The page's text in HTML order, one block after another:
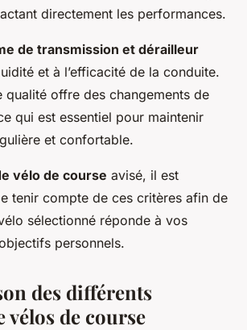
directement les performances.
de transmission et dérailleur
et à l’efficacité de la conduite.
qualité offre des changements de
qui est essentiel pour maintenir
et confortable.
vélo de course avisé, il est
tenir compte de ces critères afin de
sélectionné réponde à vos
personnels.
des différents
vélos de course